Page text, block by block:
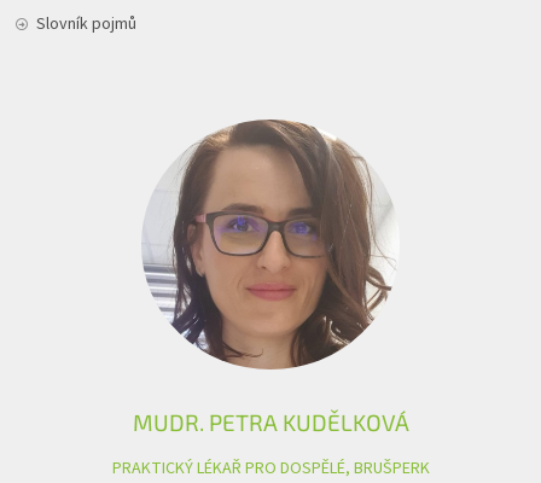
Slovník pojmů
MUDR. PETRA KUDĚLKOVÁ
PRAKTICKÝ LÉKAŘ PRO DOSPĚLÉ, BRUŠPERK